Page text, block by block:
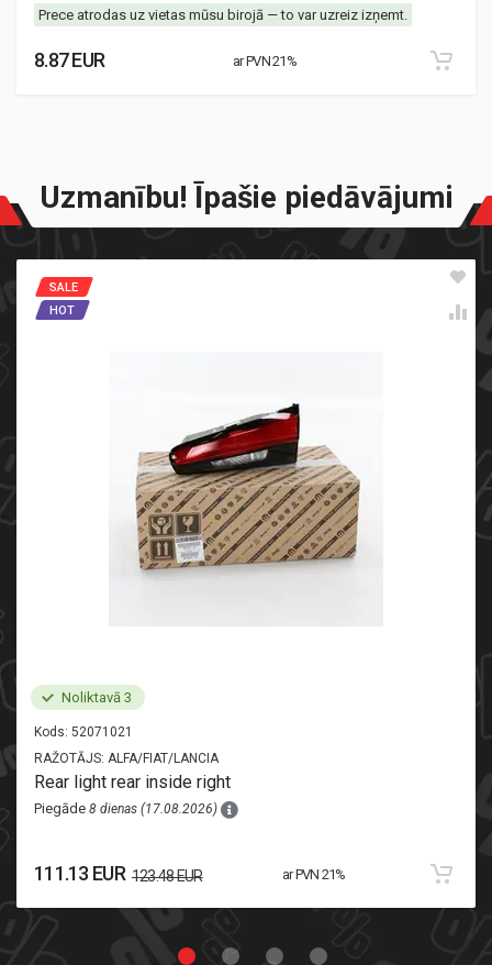
Prece atrodas uz vietas mūsu birojā — to var uzreiz izņemt.
8.87 EUR ar PVN 21%
Uzmanību! Īpašie piedāvājumi
Noliktavā 3
Kods: 52071021
RAŽOTĀJS: ALFA/FIAT/LANCIA
SALE
HOT
Rear light rear inside right
Piegāde 8 dienas (17.08.2026)
111.13 EUR 123.48 EUR ar PVN 21%